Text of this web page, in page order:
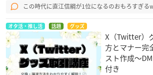
この時代に直江信綱が1位になるのおもろすぎる
オタ活・推し活 話題 グッズ
X（Twitter）
方とマナー
スト作成〜
付き